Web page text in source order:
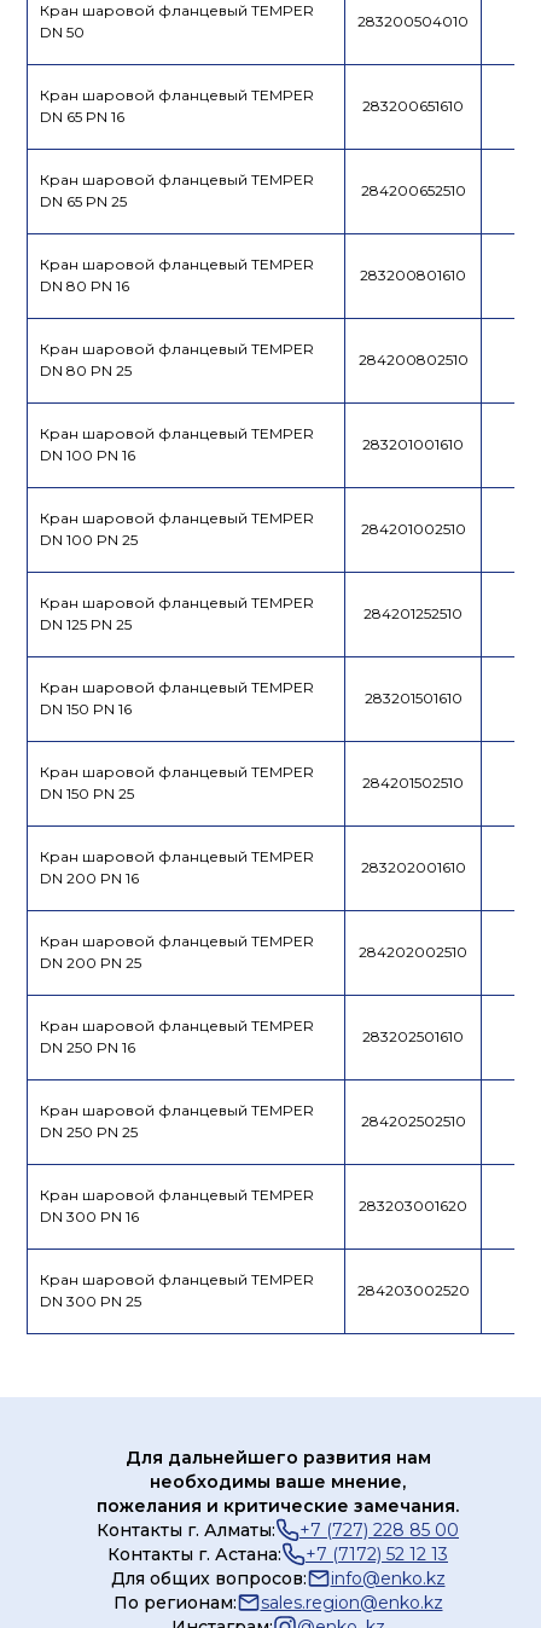
Кран шаровой фланцевый TEMPER
DN 50
283200504010
Кран шаровой фланцевый TEMPER
DN 65 PN 16
283200651610
Кран шаровой фланцевый TEMPER
DN 65 PN 25
284200652510
Кран шаровой фланцевый TEMPER
DN 80 PN 16
283200801610
Кран шаровой фланцевый TEMPER
DN 80 PN 25
284200802510
Кран шаровой фланцевый TEMPER
DN 100 PN 16
283201001610
Кран шаровой фланцевый TEMPER
DN 100 PN 25
284201002510
Кран шаровой фланцевый TEMPER
DN 125 PN 25
284201252510
Кран шаровой фланцевый TEMPER
DN 150 PN 16
283201501610
Кран шаровой фланцевый TEMPER
DN 150 PN 25
284201502510
Кран шаровой фланцевый TEMPER
DN 200 PN 16
283202001610
Кран шаровой фланцевый TEMPER
DN 200 PN 25
284202002510
Кран шаровой фланцевый TEMPER
DN 250 PN 16
283202501610
Кран шаровой фланцевый TEMPER
DN 250 PN 25
284202502510
Кран шаровой фланцевый TEMPER
DN 300 PN 16
283203001620
Кран шаровой фланцевый TEMPER
DN 300 PN 25
284203002520
Для дальнейшего развития нам
необходимы ваше мнение,
пожелания и критические замечания.
Контакты г. Алматы:
+7 (727) 228 85 00
Контакты г. Астана:
+7 (7172) 52 12 13
Для общих вопросов:
info@enko.kz
По регионам:
sales.region@enko.kz